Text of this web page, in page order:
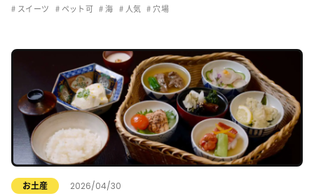
スイーツ ペット可 海 人気 穴場
お土産 2026/04/30